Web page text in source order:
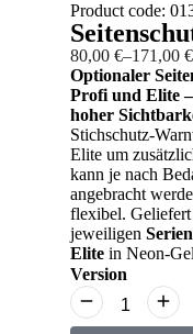
Product code:
80,00 €–171,00 €
Optionaler
Profi und Elite
hoher
Stichschutz-
Elite um
kann je nach
angebracht
flexibel. Geliefert
jeweiligen
Elite in Neon-
Version